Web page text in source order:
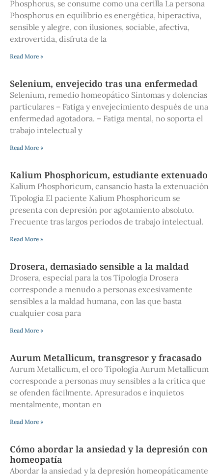
Phosphorus, se consume como una cerilla La persona
Phosphorus en equilibrio es energética, hiperactiva,
sensible y alegre, con ilusiones, sociable, afectiva,
extrovertida, disfruta de la
Read More »
Selenium, envejecido tras una enfermedad
Selenium, remedio homeopático Síntomas y dolencias
particulares – Fatiga y envejecimiento después de una
enfermedad agotadora. – Fatiga mental, no soporta el
trabajo intelectual y
Read More »
Kalium Phosphoricum, estudiante extenuado
Kalium Phosphoricum, cansancio hasta la extenuación
Tipología El paciente Kalium Phosphoricum se
presenta con depresión por agotamiento absoluto.
Frecuente tras largos periodos de trabajo intelectual.
Read More »
Drosera, demasiado sensible a la maldad
Drosera, especial para la tos Tipología Drosera
corresponde a menudo a personas excesivamente
sensibles a la maldad humana, con las que basta
cualquier cosa para
Read More »
Aurum Metallicum, transgresor y fracasado
Aurum Metallicum, el oro Tipología Aurum Metallicum
corresponde a personas muy sensibles a la crítica que
se ofenden fácilmente. Apresurados e inquietos
mentalmente, montan en
Read More »
Cómo abordar la ansiedad y la depresión con
homeopatía
Abordar la ansiedad y la depresión homeopáticamente